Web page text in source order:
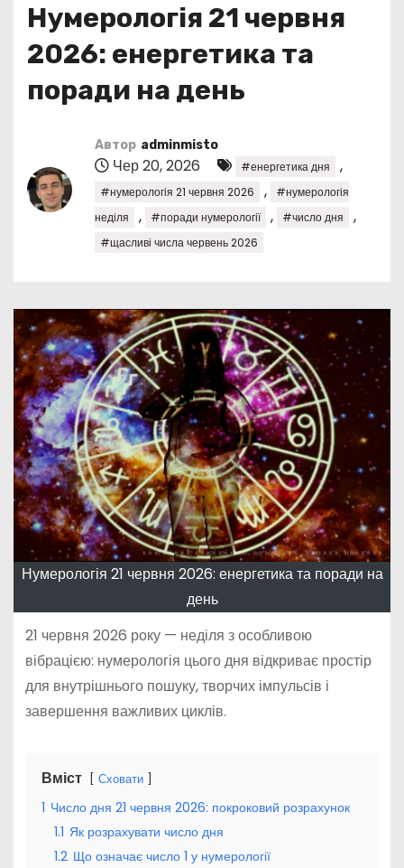
Нумерологія 21 червня
2026: енергетика та
поради на день
Автор adminmisto
Чер 20, 2026 #енергетика дня ,
#нумерологія 21 червня 2026 ,
#нумерологія
неділя
, #поради нумерології , #число дня ,
#щасливі числа червень 2026
Нумерологія 21 червня 2026: енергетика та поради на
день
21 червня 2026 року — неділя з особливою
вібрацією: нумерологія цього дня відкриває простір
для внутрішнього пошуку, творчих імпульсів і
завершення важливих циклів.
Вміст Сховати
1 Число дня 21 червня 2026: покроковий розрахунок
1.1 Як розрахувати число дня
1.2 Що означає число 1 у нумерології